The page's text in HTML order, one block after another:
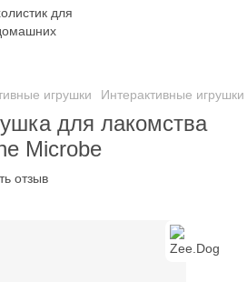
игрушки Интерактивные
для лакомства
Microbe
отзыв